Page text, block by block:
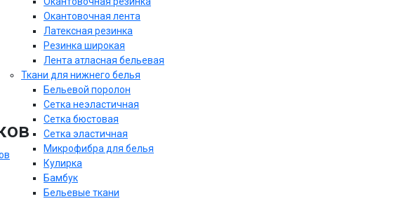
Окантовочная лента
Латексная резинка
Резинка широкая
Лента атласная бельевая
Ткани для нижнего белья
Бельевой поролон
Сетка неэластичная
Сетка бюстовая
Сетка эластичная
Микрофибра для белья
Кулирка
Бамбук
Бельевые ткани